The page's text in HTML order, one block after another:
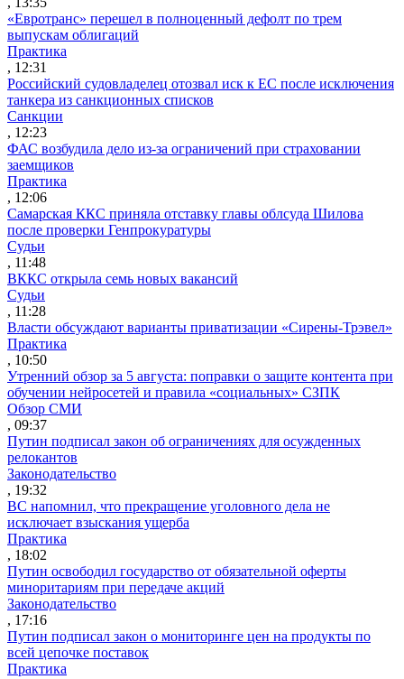
«Евротранс» перешел в полноценный дефолт по трем
выпускам облигаций
Практика
, 12:31
Российский судовладелец отозвал иск к ЕС после исключения
танкера из санкционных списков
Санкции
, 12:23
ФАС возбудила дело из-за ограничений при страховании
заемщиков
Практика
, 12:06
Самарская ККС приняла отставку главы облсуда Шилова
после проверки Генпрокуратуры
Судьи
, 11:48
ВККС открыла семь новых вакансий
Судьи
, 11:28
Власти обсуждают варианты приватизации «Сирены-Трэвел»
Практика
, 10:50
Утренний обзор за 5 августа: поправки о защите контента при
обучении нейросетей и правила «социальных» СЗПК
Обзор СМИ
, 09:37
Путин подписал закон об ограничениях для осужденных
релокантов
Законодательство
, 19:32
ВС напомнил, что прекращение уголовного дела не
исключает взыскания ущерба
Практика
, 18:02
Путин освободил государство от обязательной оферты
миноритариям при передаче акций
Законодательство
, 17:16
Путин подписал закон о мониторинге цен на продукты по
всей цепочке поставок
Практика